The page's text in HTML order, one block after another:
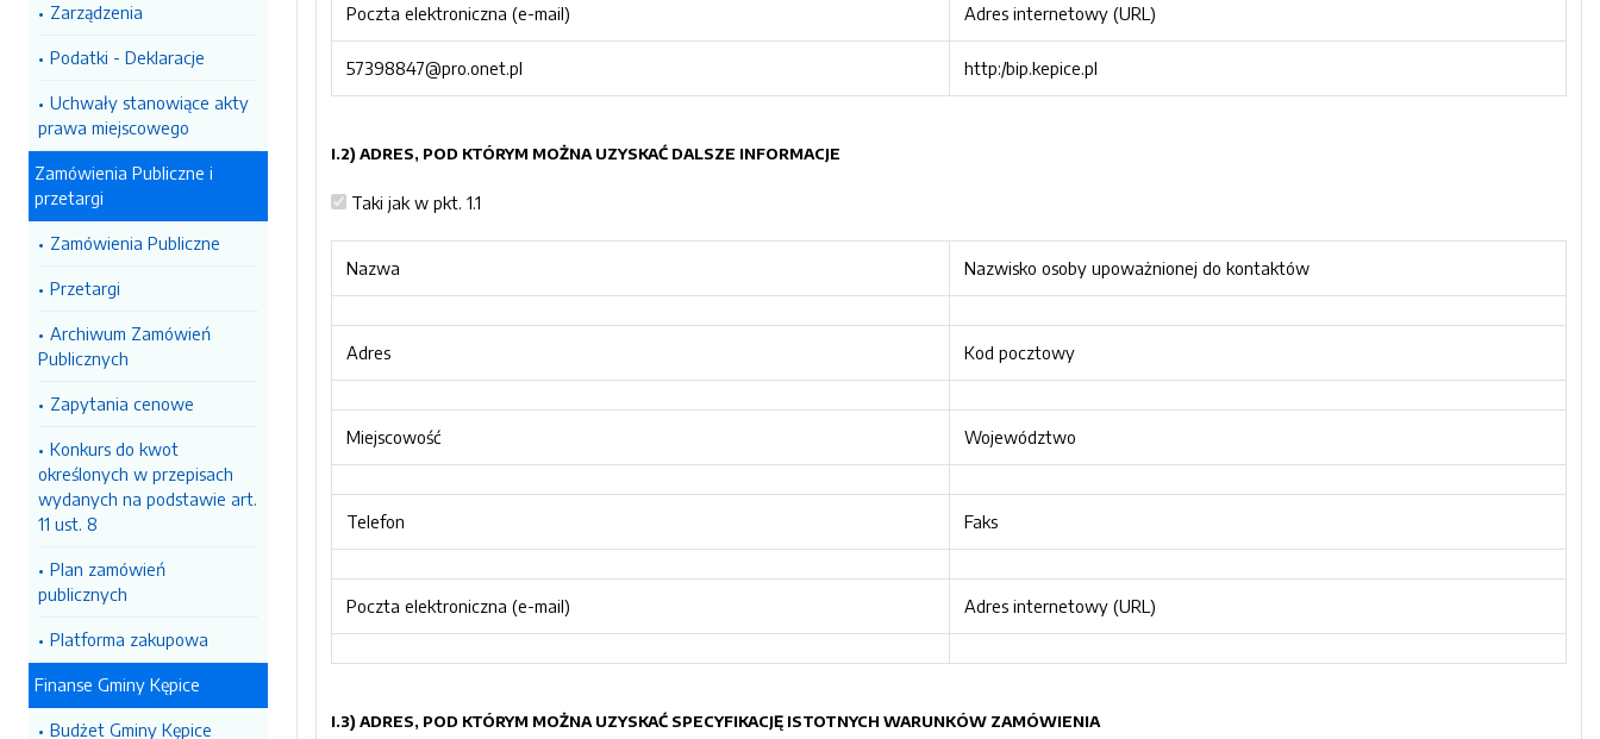
Zarządzenia
Podatki - Deklaracje
Uchwały stanowiące akty
prawa miejscowego
Zamówienia Publiczne i
przetargi
Zamówienia Publiczne
Przetargi
Archiwum Zamówień
Publicznych
Zapytania cenowe
Konkurs do kwot
określonych w przepisach
wydanych na podstawie art.
11 ust. 8
Plan zamówień
publicznych
Platforma zakupowa
Finanse Gminy Kępice
Budżet Gminy Kępice
Poczta elektroniczna (e-mail) Adres internetowy (URL)
57398847@pro.onet.pl http:/bip.kepice.pl
I.2) ADRES, POD KTÓRYM MOŻNA UZYSKAĆ DALSZE INFORMACJE
Taki jak w pkt. 1.1
Nazwa Nazwisko osoby upoważnionej do kontaktów
Adres Kod pocztowy
Miejscowość Województwo
Telefon Faks
Poczta elektroniczna (e-mail) Adres internetowy (URL)
I.3) ADRES, POD KTÓRYM MOŻNA UZYSKAĆ SPECYFIKACJĘ ISTOTNYCH WARUNKÓW ZAMÓWIENIA